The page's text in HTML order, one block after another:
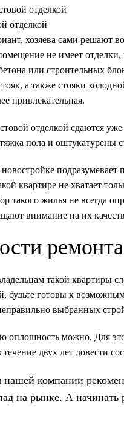
отделкой
отделкой
хозяева сами решают
не имеет
или строительных
а также стояки
привлекательная.
отделкой сдаются
пола и оштукатурены
новостройке
квартире не хватает
такого жилья не всегда
внимание на их
такой квартиры
будьте готовы к
выбранных
оплошность можно. Для
двух лет довести
компании
на рынке. А